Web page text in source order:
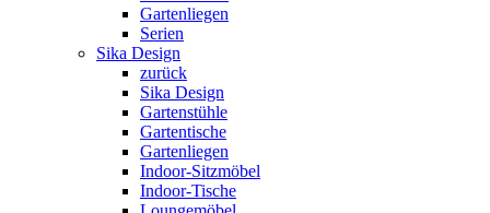
Gartenliegen
Serien
Sika Design
zurück
Sika Design
Gartenstühle
Gartentische
Gartenliegen
Indoor-Sitzmöbel
Indoor-Tische